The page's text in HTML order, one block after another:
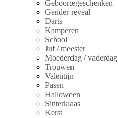
Geboortegeschenken
Gender reveal
Darts
Kamperen
School
Juf / meester
Moederdag / vaderdag
Trouwen
Valentijn
Pasen
Halloween
Sinterklaas
Kerst